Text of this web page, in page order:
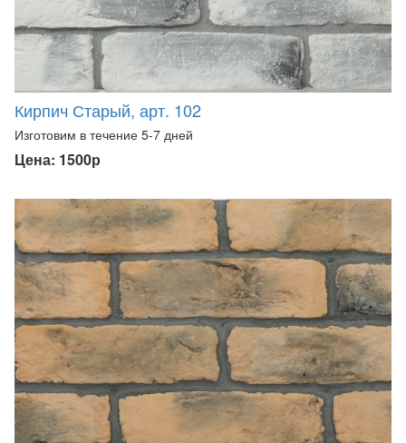
Кирпич Старый, арт. 102
Изготовим в течение 5-7 дней
Цена: 1500р